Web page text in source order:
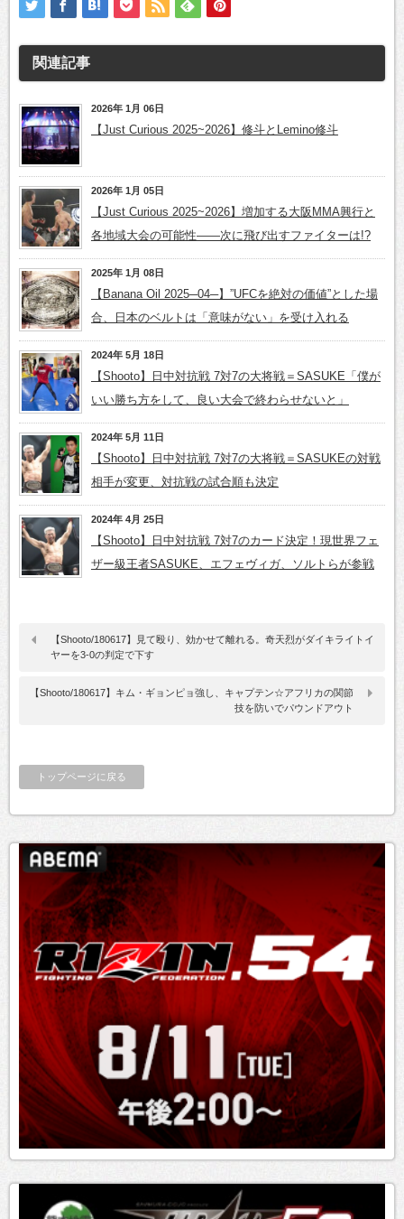
関連記事
2026年 1月 06日
【Just Curious 2025~2026】修斗とLemino修斗
2026年 1月 05日
【Just Curious 2025~2026】増加する大阪MMA興行と
各地域大会の可能性——次に飛び出すファイターは!?
2025年 1月 08日
【Banana Oil 2025─04─】”UFCを絶対の価値”とした場
合、日本のベルトは「意味がない」を受け入れる
2024年 5月 18日
【Shooto】日中対抗戦 7対7の大将戦＝SASUKE「僕が
いい勝ち方をして、良い大会で終わらせないと」
2024年 5月 11日
【Shooto】日中対抗戦 7対7の大将戦＝SASUKEの対戦
相手が変更、対抗戦の試合順も決定
2024年 4月 25日
【Shooto】日中対抗戦 7対7のカード決定！現世界フェ
ザー級王者SASUKE、エフェヴィガ、ソルトらが参戦
【Shooto/180617】見て殴り、効かせて離れる。奇天烈がダイキライトイ
ヤーを3‐0の判定で下す
【Shooto/180617】キム・ギョンピョ強し、キャプテン☆アフリカの関節
技を防いでパウンドアウト
トップページに戻る